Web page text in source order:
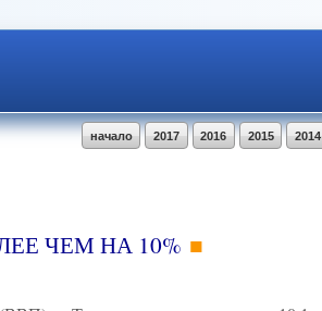
2014
2015
2016
2017
начало
ЧЕМ НА 10%